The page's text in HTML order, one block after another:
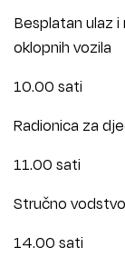
Besplatan ulaz
oklopnih vozila
10.00 sati
Radionica za
11.00 sati
Stručno
14.00 sati